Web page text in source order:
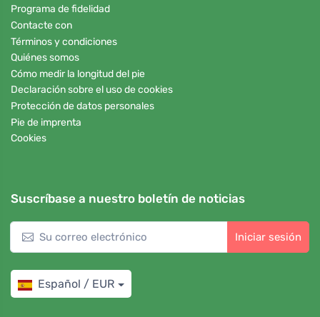
Programa de fidelidad
Contacte con
Términos y condiciones
Quiénes somos
Cómo medir la longitud del pie
Declaración sobre el uso de cookies
Protección de datos personales
Pie de imprenta
Cookies
Suscríbase a nuestro boletín de noticias
Iniciar sesión
Español / EUR